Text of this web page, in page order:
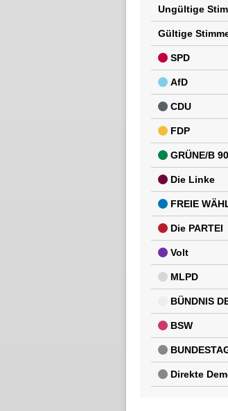
Ungültige
Gültige
SPD
AfD
CDU
FDP
GRÜNE/B 90
Die Linke
FREIE
Die PARTEI
Volt
MLPD
BÜNDNIS
BSW
Direkte